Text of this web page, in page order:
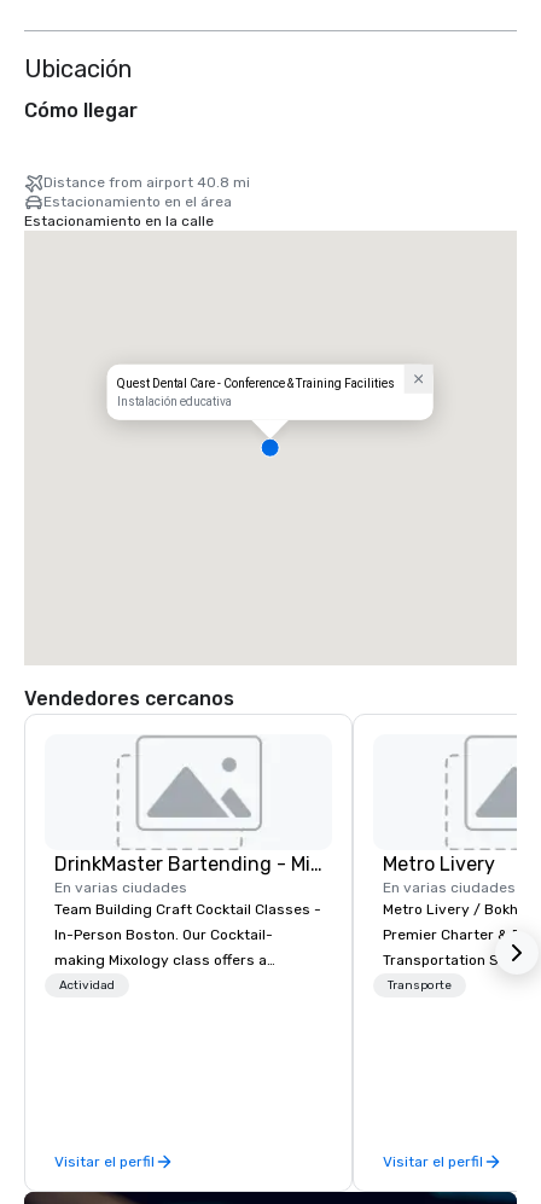
Ubicación
Cómo llegar
Distance from airport 40.8 mi
Estacionamiento en el área
Estacionamiento en la calle
Quest Dental Care - Conference & Training Facilities
Instalación educativa
Vendedores cercanos
DrinkMaster Bartending - Mixology Team Building
En varias ciudades
Team Building Craft Cocktail Classes -
In-Person Boston. Our Cocktail-
making Mixology class offers a
complete turnkey solution for your
Actividad
Visitar el perfil
Metro Livery
En varias ciudades
Metro Livery / Bokhari
Premier Charter &
Transportation
with Style, Comfort &
serving all of
neighboring states.
Transporte
Visitar el perfil